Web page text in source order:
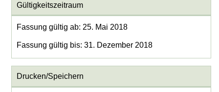
Gültigkeitszeitraum
Fassung gültig ab: 25. Mai 2018
Fassung gültig bis: 31. Dezember 2018
Drucken/Speichern